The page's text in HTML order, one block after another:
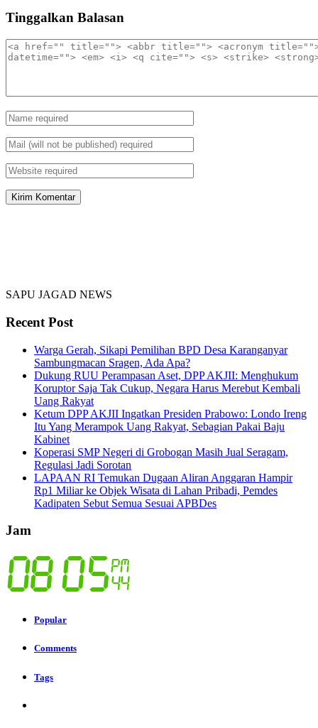
Tinggalkan Balasan
SAPU JAGAD NEWS
Recent Post
Warga Gerah, Sikapi Pemilihan BPD Desa Karanganyar
Sambungmacan Sragen, Ada Apa?
Dukung RUU Perampasan Aset, DPP AKJII: Menghukum
Koruptor Saja Tak Cukup, Negara Harus Merebut Kembali
Uang Rakyat
Ketum DPP AKJII Ingatkan Presiden Prabowo: Londo Ireng
Itu Yang Merampok Uang Rakyat, Sebagian Pakai Baju
Kabinet
Koperasi SMP Negeri di Grobogan Masih Jual Seragam,
Regulasi Jadi Sorotan
LAPAAN RI Temukan Dugaan Aliran Anggaran Hampir
Rp1 Miliar ke Objek Wisata di Lahan Pribadi, Pemdes
Kadipaten Sebut Semua Sesuai APBDes
Jam
Popular
Comments
Tags